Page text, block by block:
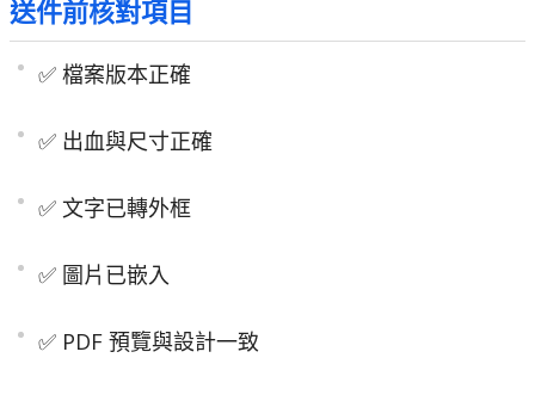
送件前核對項目
✅ 檔案版本正確
✅ 出血與尺寸正確
✅ 文字已轉外框
✅ 圖片已嵌入
✅ PDF 預覽與設計一致